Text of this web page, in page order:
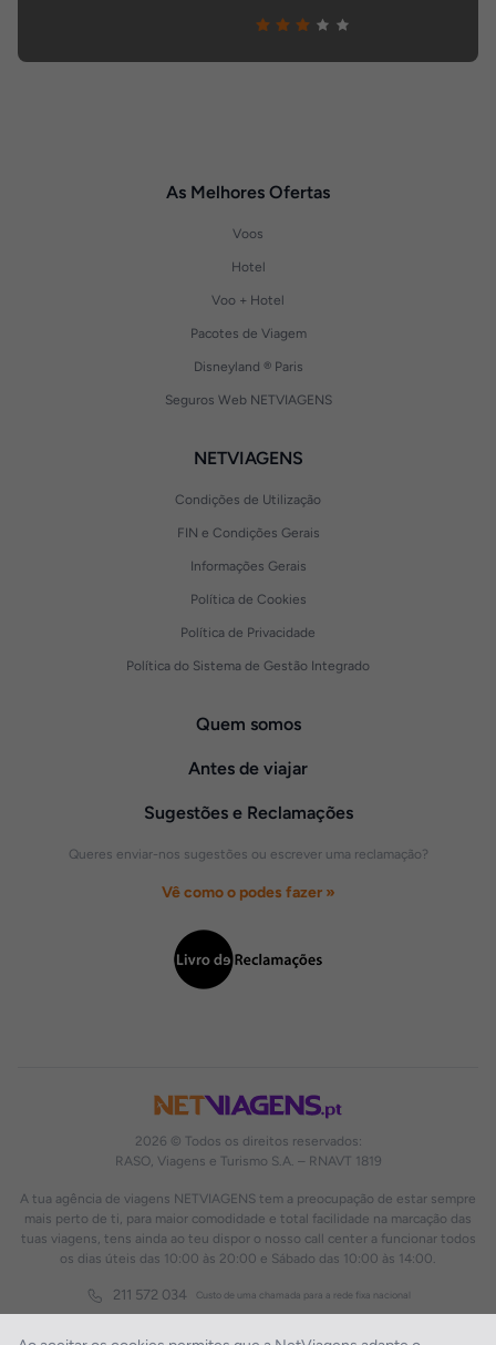
2026 © Todos os direitos reservados:
RASO, Viagens e Turismo S.A. – RNAVT 1819
A tua agência de viagens NETVIAGENS tem a preocupação de estar sempre
mais perto de ti, para maior comodidade e total facilidade na marcação das
tuas viagens, tens ainda ao teu dispor o nosso call center a funcionar todos
os dias úteis das 10:00 às 20:00 e Sábado das 10:00 às 14:00.
211 572 034 Custo de uma chamada para a rede fixa nacional
As Melhores Ofertas
Voos
Hotel
Voo + Hotel
Pacotes de Viagem
Disneyland ® Paris
Seguros Web NETVIAGENS
NETVIAGENS
Condições de Utilização
FIN e Condições Gerais
Informações Gerais
Política de Cookies
Política de Privacidade
Política do Sistema de Gestão Integrado
Quem somos
Antes de viajar
Sugestões e Reclamações
Queres enviar-nos sugestões ou escrever uma reclamação?
Vê como o podes fazer »